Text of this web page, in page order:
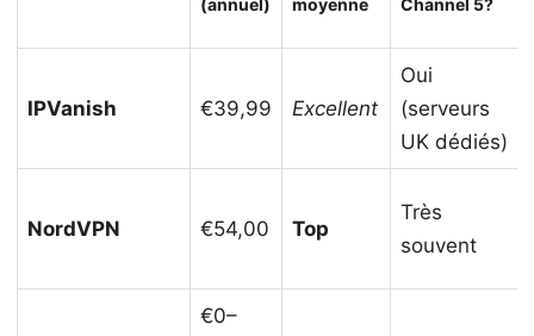
(annuel) moyenne
Channel 5?
IPVanish €39,99 Excellent
Oui
(serveurs
UK dédiés)
NordVPN €54,00 Top
Très
souvent
€0–